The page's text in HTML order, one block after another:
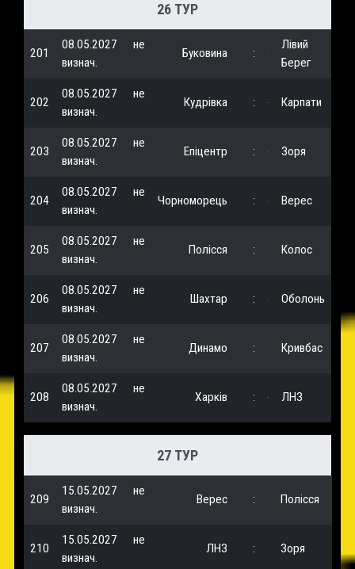
26 ТУР
201
08.05.2027
не
визнач.
Буковина :
Лівий
Берег
202
08.05.2027
не
визнач.
Кудрівка : Карпати
203
08.05.2027
не
визнач.
Епіцентр : Зоря
204
08.05.2027
не
визнач.
Чорноморець : Верес
205
08.05.2027
не
визнач.
Полісся : Колос
206
08.05.2027
не
визнач.
Шахтар : Оболонь
207
08.05.2027
не
визнач.
Динамо : Кривбас
208
08.05.2027
не
визнач.
Харків : ЛНЗ
27 ТУР
209
15.05.2027
не
визнач.
Верес : Полісся
210
15.05.2027
не
визнач.
ЛНЗ : Зоря